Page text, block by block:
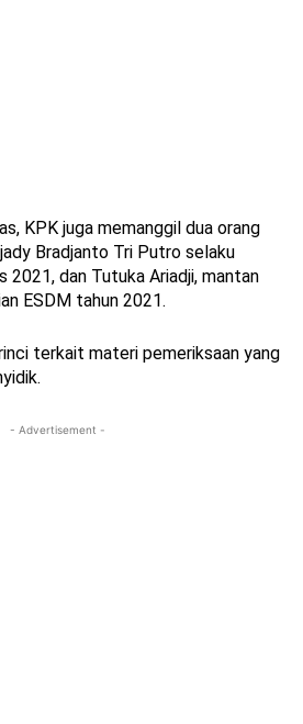
KPK juga memanggil dua orang
Bradjanto Tri Putro selaku
2021, dan Tutuka Ariadji, mantan
ESDM tahun 2021.
terkait materi pemeriksaan yang
- Advertisement -